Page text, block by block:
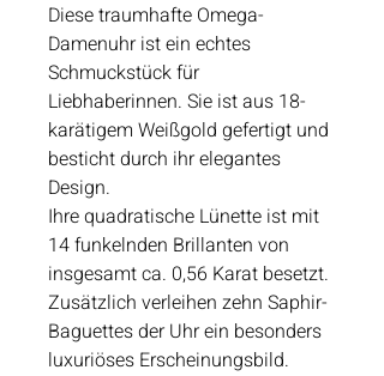
Diese traumhafte Omega-
Damenuhr ist ein echtes
Schmuckstück für
Liebhaberinnen. Sie ist aus 18-
karätigem Weißgold gefertigt und
besticht durch ihr elegantes
Design.
Ihre quadratische Lünette ist mit
14 funkelnden Brillanten von
insgesamt ca. 0,56 Karat besetzt.
Zusätzlich verleihen zehn Saphir-
Baguettes der Uhr ein besonders
luxuriöses Erscheinungsbild.